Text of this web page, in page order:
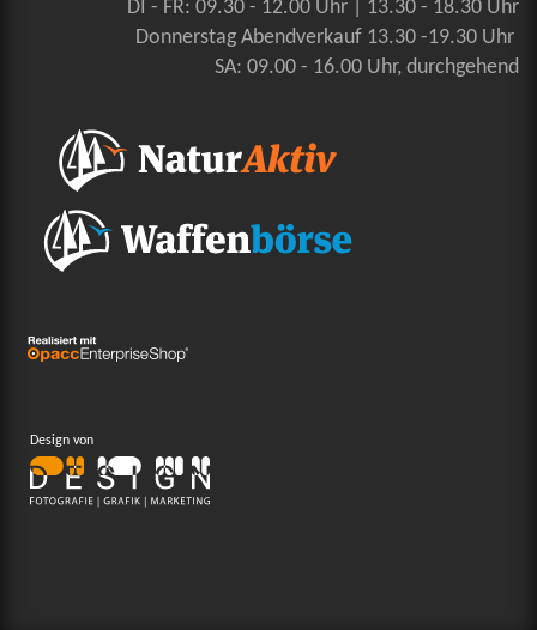
DI - FR: 09.30 - 12.00 Uhr | 13.30 - 18.30 Uhr
Donnerstag Abendverkauf 13.30 -19.30 Uhr
SA: 09.00 - 16.00 Uhr, durchgehend
Design von